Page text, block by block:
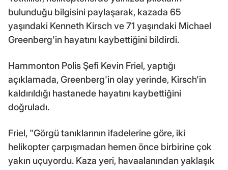
bulunduğu bilgisini paylaşarak, kazada 65
yaşındaki Kenneth Kirsch ve 71 yaşındaki Michael
Greenberg'in hayatını kaybettiğini bildirdi.
Hammonton Polis Şefi Kevin Friel, yaptığı
açıklamada, Greenberg'in olay yerinde, Kirsch'in
kaldırıldığı hastanede hayatını kaybettiğini
doğruladı.
Friel, "Görgü tanıklarının ifadelerine göre, iki
helikopter çarpışmadan hemen önce birbirine çok
yakın uçuyordu. Kaza yeri, havaalanından yaklaşık